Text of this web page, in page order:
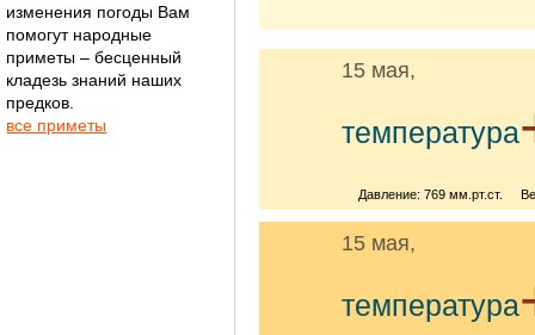
изменения погоды Вам
помогут народные
приметы – бесценный
кладезь знаний наших
предков.
все приметы
15 мая,
температура
Давление: 769 мм.рт.ст.
15 мая,
температура